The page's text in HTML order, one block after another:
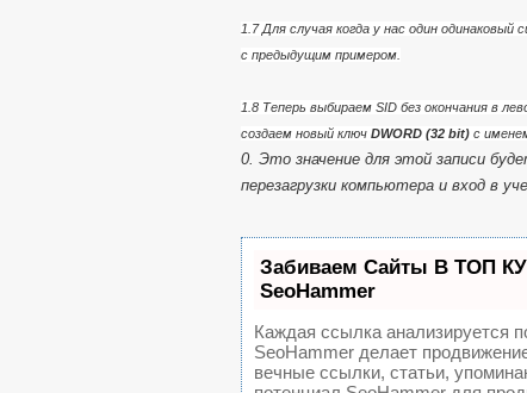
1.7 Для случая когда у нас один одинаковый
с предыдущим примером.
1.8 Теперь выбираем SID без окончания в
создаем новый ключ DWORD (32 bit) с
0. Это значение для этой записи
перезагрузки компьютера и вход в
Забиваем Сайты В ТОП
SeoHammer
Каждая ссылка анализируется
SeoHammer делает
вечные ссылки, статьи,